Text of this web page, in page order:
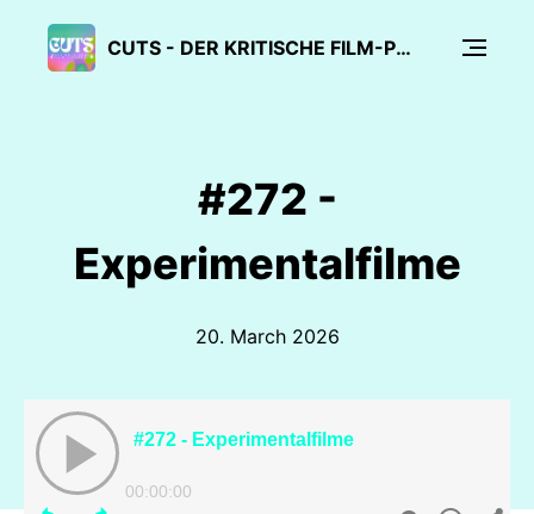
CUTS - DER KRITISCHE FILM-PODCAST
#272 -
Experimentalfilme
20. March 2026
#272 - Experimentalfilme
00:00:00